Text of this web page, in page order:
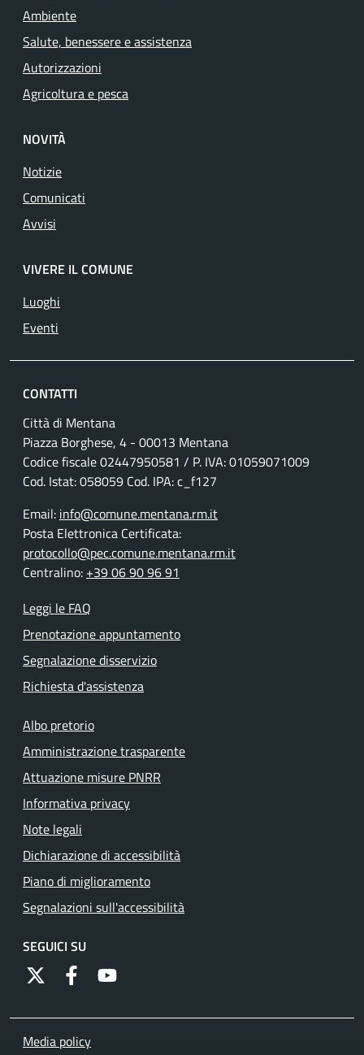
Ambiente
Salute, benessere e assistenza
Autorizzazioni
Agricoltura e pesca
NOVITÀ
Notizie
Comunicati
Avvisi
VIVERE IL COMUNE
Luoghi
Eventi
CONTATTI
Città di Mentana
Piazza Borghese, 4 - 00013 Mentana
Codice fiscale02447950581 / P. IVA:01059071009
Cod. Istat: 058059 Cod. IPA: c_f127
Email: info@comune.mentana.rm.it
Posta Elettronica Certificata:
protocollo@pec.comune.mentana.rm.it
Centralino: +39 06 90 96 91
Leggi le FAQ
Prenotazione appuntamento
Segnalazione disservizio
Richiesta d'assistenza
Albo pretorio
Amministrazione trasparente
Attuazione misure PNRR
Informativa privacy
Note legali
Dichiarazione di accessibilità
Piano di miglioramento
Segnalazioni sull'accessibilità
SEGUICI SU
https://twitter.com/comunementana
https://www.facebook.com/Comune-di-
http://www.youtube.com/channel/
Media policy